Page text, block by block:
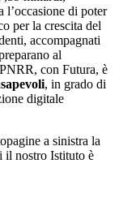
l’occasione di poter
per la crescita del
accompagnati
al
con Futura, è
, in grado di
digitale
a sinistra la
il nostro Istituto è